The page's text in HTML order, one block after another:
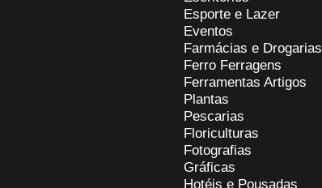
Esporte e Lazer
Eventos
Farmácias e Drogarias
Ferro Ferragens
Ferramentas Artigos
Plantas
Pescarias
Floriculturas
Fotografias
Gráficas
Hotéis e Pousadas